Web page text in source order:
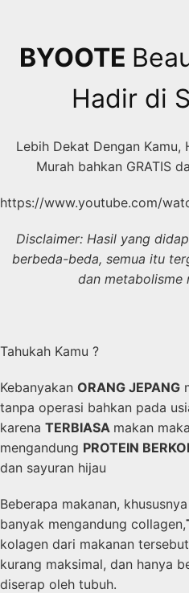
contentBYOOTE
Hadir di
Lebih Dekat Dengan Kamu,
Murah bahkan GRATIS
https://www.youtube.com/
Disclaimer: Hasil yang
berbeda-beda, semua itu
dan metabolisme
Tahukah Kamu ?
Kebanyakan ORANG JEPANG
tanpa operasi bahkan pada
karena TERBIASA makan
mengandung PROTEIN
dan sayuran hijau
Beberapa makanan,
banyak mengandung collagen,
kolagen dari makanan
kurang maksimal, dan hanya
diserap oleh tubuh.